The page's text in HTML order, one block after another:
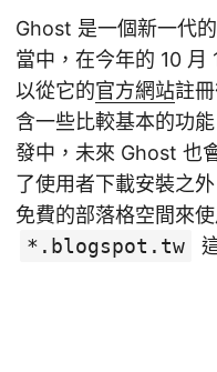
Ghost 是一個新一代
當中，在今年的 10 月
以從它的官方網站註
含一些比較基本的功
發中，未來 Ghost 也
了使用者下載安裝之
免費的部落格空間來
*.blogspot.tw